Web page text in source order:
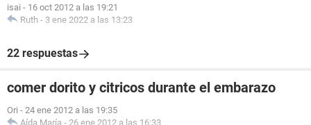
isai - 16 oct 2012 a las 19:21
Ruth - 3 ene 2022 a las 13:23
22 respuestas
comer dorito y citricos durante el embarazo
Ori - 24 ene 2012 a las 19:35
Aída María - 26 ene 2012 a las 16:33